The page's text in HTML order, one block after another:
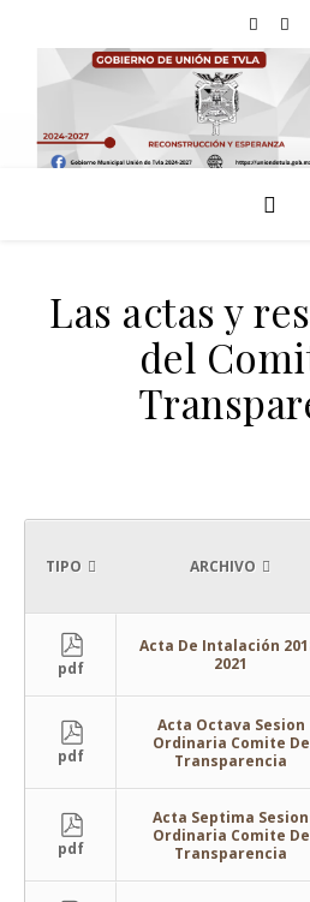
Las actas y
del
TIPO ARCHIVO
pdf
Acta De Intalación
2021
pdf
Acta Octava Sesion
Ordinaria Comite De
Transparencia
pdf
Acta Septima Sesion
Ordinaria Comite De
Transparencia